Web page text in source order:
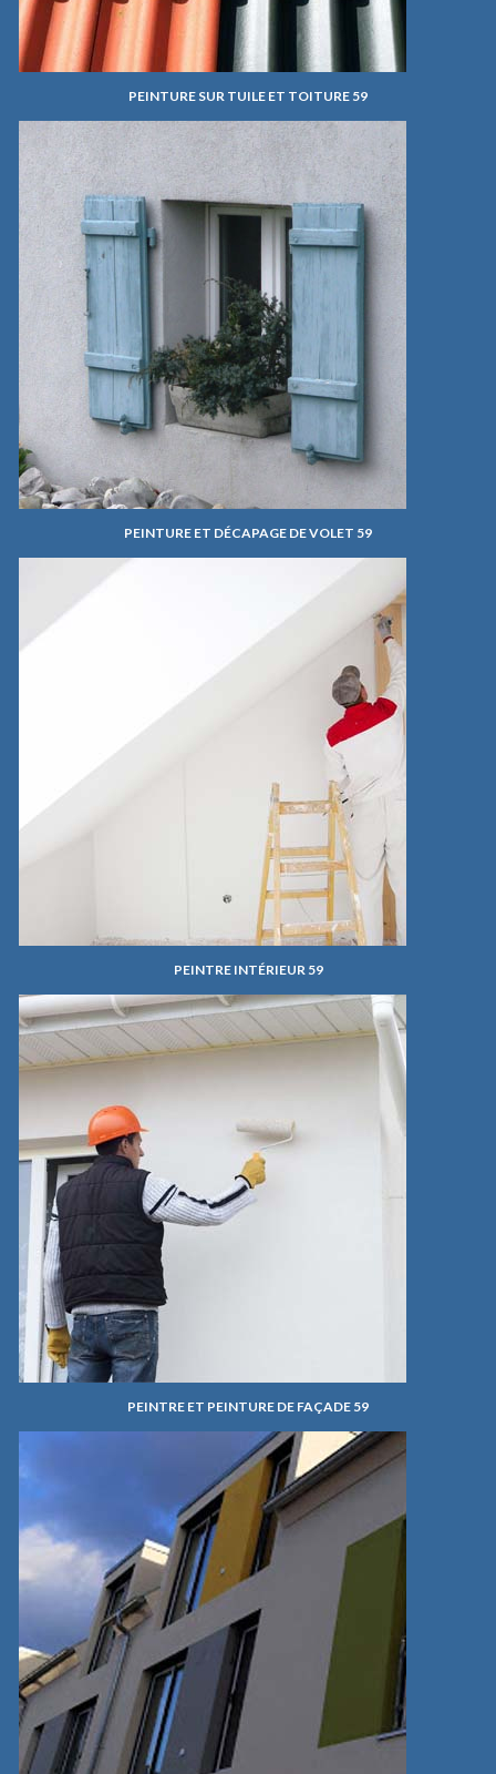
PEINTURE SUR TUILE ET TOITURE 59
PEINTURE ET DÉCAPAGE DE VOLET 59
PEINTRE INTÉRIEUR 59
PEINTRE ET PEINTURE DE FAÇADE 59